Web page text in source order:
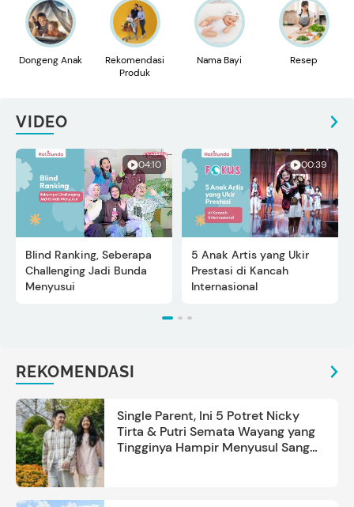
Dongeng Anak
Rekomendasi
Produk
Nama Bayi Resep
VIDEO
04:10
Blind Ranking, Seberapa
Challenging Jadi Bunda
Menyusui
00:39
5 Anak Artis yang Ukir
Prestasi di Kancah
Internasional
REKOMENDASI
Single Parent, Ini 5 Potret Nicky
Tirta & Putri Semata Wayang yang
Tingginya Hampir Menyusul Sang